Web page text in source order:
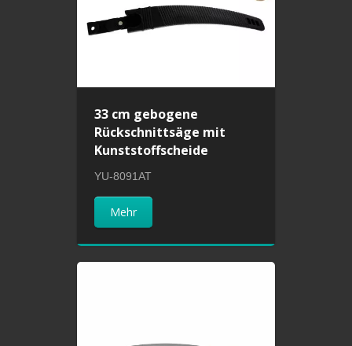
33 cm gebogene
Rückschnittsäge mit
Kunststoffscheide
YU-8091AT
Mehr